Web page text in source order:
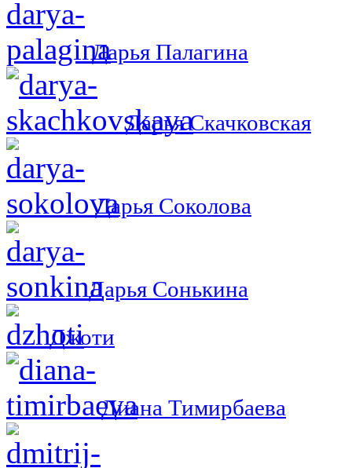
Дарья Палагина
Дарья Скачковская
Дарья Соколова
Дарья Сонькина
Джоти
Диана Тимирбаева